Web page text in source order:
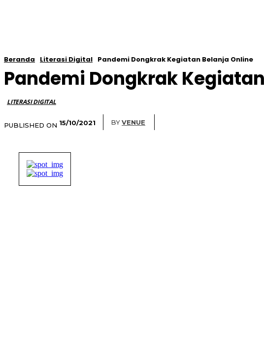
Beranda Literasi Digital Pandemi Dongkrak Kegiatan Belanja Online
Pandemi Dongkrak
LITERASI DIGITAL
PUBLISHED ON 15/10/2021 BYVENUE